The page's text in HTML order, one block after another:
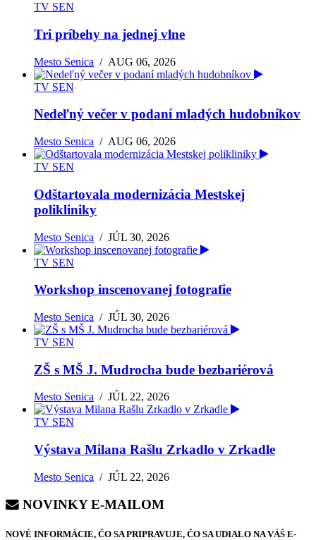
TV SEN
Tri príbehy na jednej vlne
Mesto Senica /AUG 06, 2026
TV SEN
Nedeľný večer v podaní mladých hudobníkov
Mesto Senica /AUG 06, 2026
TV SEN
Odštartovala modernizácia Mestskej
polikliniky
Mesto Senica /JÚL 30, 2026
TV SEN
Workshop inscenovanej fotografie
Mesto Senica /JÚL 30, 2026
TV SEN
ZŠ s MŠ J. Mudrocha bude bezbariérová
Mesto Senica /JÚL 22, 2026
TV SEN
Výstava Milana Rašlu Zrkadlo v Zrkadle
Mesto Senica /JÚL 22, 2026
NOVINKY E-MAILOM
NOVÉ INFORMÁCIE, ČO SA PRIPRAVUJE, ČO SA UDIALO NA VÁŠ E-